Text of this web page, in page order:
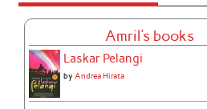
Amril's books
Laskar Pelangi
byAndrea Hirata